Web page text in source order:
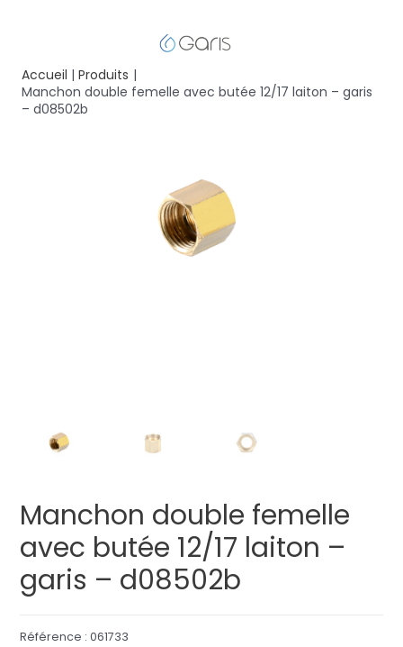
Accueil
Produits
Manchon double femelle avec butée 12/17 laiton – garis
– d08502b
Manchon double femelle
avec butée 12/17 laiton –
garis – d08502b
Référence : 061733